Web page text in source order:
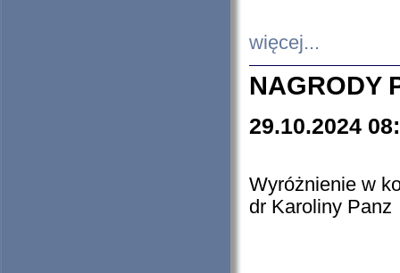
więcej...
NAGRODY
29.10.2024
Wyróżnienie w
dr Karoliny Panz